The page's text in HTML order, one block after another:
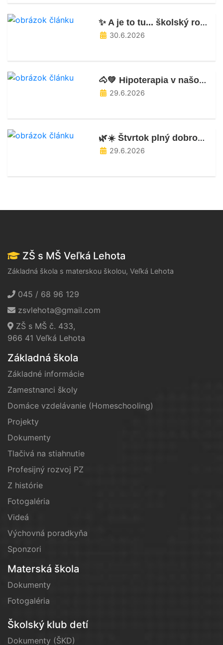
✨ A je to tu... školský rok 2025/2026 je úspešne za nami!🥳✨
30.6.2026
🐴💚 Hipoterapia v našom ŠKD 💚🐴
29.6.2026
🌿☀️ Štvrtok plný dobrodružstva, pohybu a nových poznatkov! ☀️🌿
29.6.2026
ZŠ s MŠ Veľká Lehota
Základná škola s materskou školou, Veľká Lehota
045 / 68 96 129
zsvlehota@gmail.com
ZŠ s MŠ č. 433,
966 41 Veľká Lehota
Základná škola
Základné informácie
Zamestnanci školy
Domáce vzdelávanie (Homeschooling)
Projekty
Dokumenty
Tlačivá na stiahnutie
Profesijný rozvoj PZ
Z histórie
Fotogaléria
Videá
Výchovná poradkyňa
Sponzori
Materská škola
Dokumenty
Fotogaléria
Školský klub detí
Dokumenty (ŠKD)